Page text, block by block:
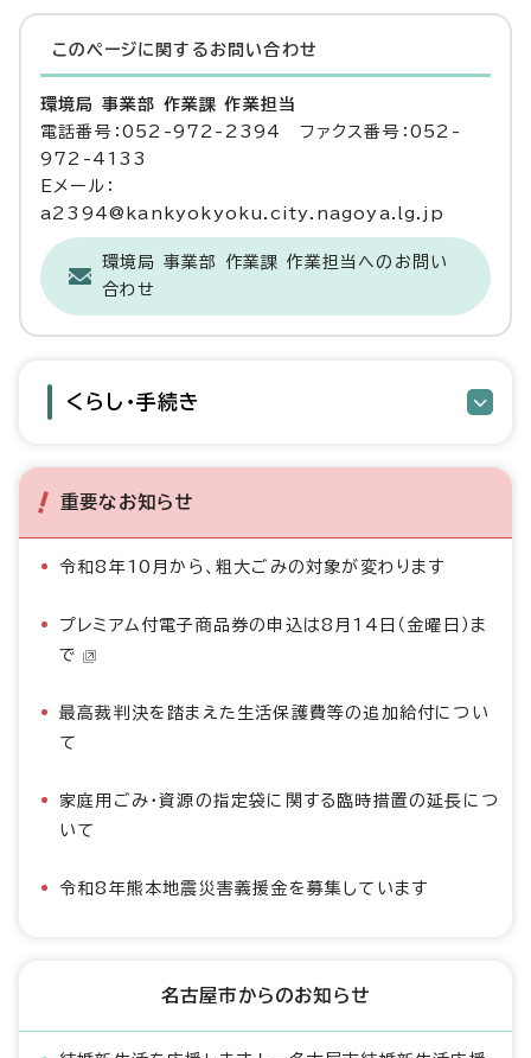
このページに関する お問い合わせ
環境局 事業部 作業課 作業担当
電話番号：052-972-2394 ファクス番号：052-
972-4133
Eメール：
a2394@kankyokyoku.city.nagoya.lg.jp
環境局 事業部 作業課 作業担当へのお問い
合わせ
くらし・手続き
重要なお知らせ
令和8年10月から、粗大ごみの対象が変わります
プレミアム付電子商品券の申込は8月14日（金曜日）ま
で
最高裁判決を踏まえた生活保護費等の追加給付につい
て
家庭用ごみ・資源の指定袋に関する臨時措置の延長につ
いて
令和8年熊本地震災害義援金を募集しています
名古屋市からのお知らせ